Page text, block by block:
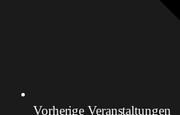
VorherigeVeranstaltungen